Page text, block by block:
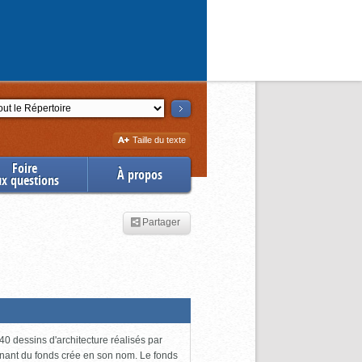
Augmenter
la
Taille du texte
Foire
questions À propos
Partager
dessins d'architecture réalisés par
du fonds crée en son nom. Le fonds